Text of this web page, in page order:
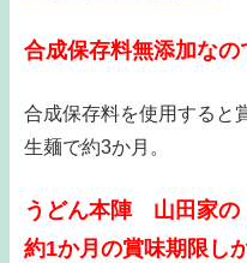
合成保存料無添加なの
合成保存料を使用すると
生麺で約3か月。
うどん本陣 山田家の
約1か月の賞味期限し